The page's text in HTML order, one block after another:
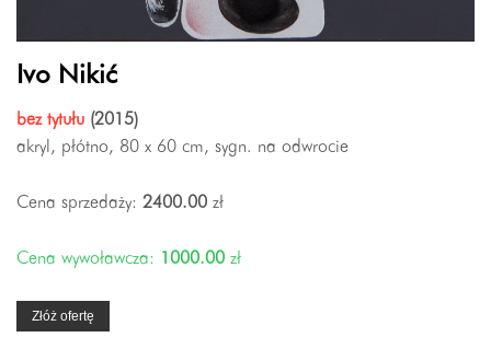
Ivo Nikić
bez tytułu (2015)
akryl, płótno, 80 x 60 cm, sygn. na odwrocie
Cena sprzedaży: 2400.00 zł
Cena wywoławcza: 1000.00 zł
Złóż ofertę